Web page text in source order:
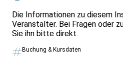
Die Informationen zu diesem
Veranstalter. Bei Fragen oder
Sie ihn bitte direkt.
Buchung & Kursdaten